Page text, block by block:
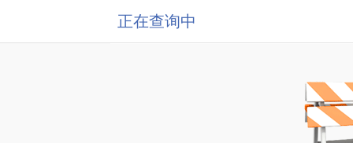
正在查询中